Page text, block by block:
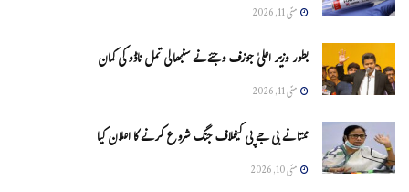
مئی 11, 2026
بطور وزیر اعلیٰ جوزف وجئے نے سنبھالی تمل ناڈو کی کمان
مئی 11, 2026
ممتا نے بی جے پی کیخلاف جنگ شروع کرنے کا اعلان کیا
مئی 10, 2026